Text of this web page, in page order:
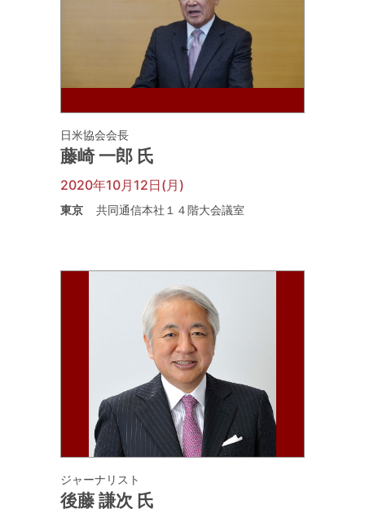
日米協会会長
藤崎 一郎 氏
2020年10月12日(月)
東京 共同通信本社１４階大会議室
ジャーナリスト
後藤 謙次 氏